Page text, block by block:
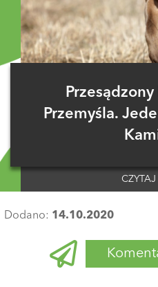
Przemyśla.
Dodano: 14.10.2020